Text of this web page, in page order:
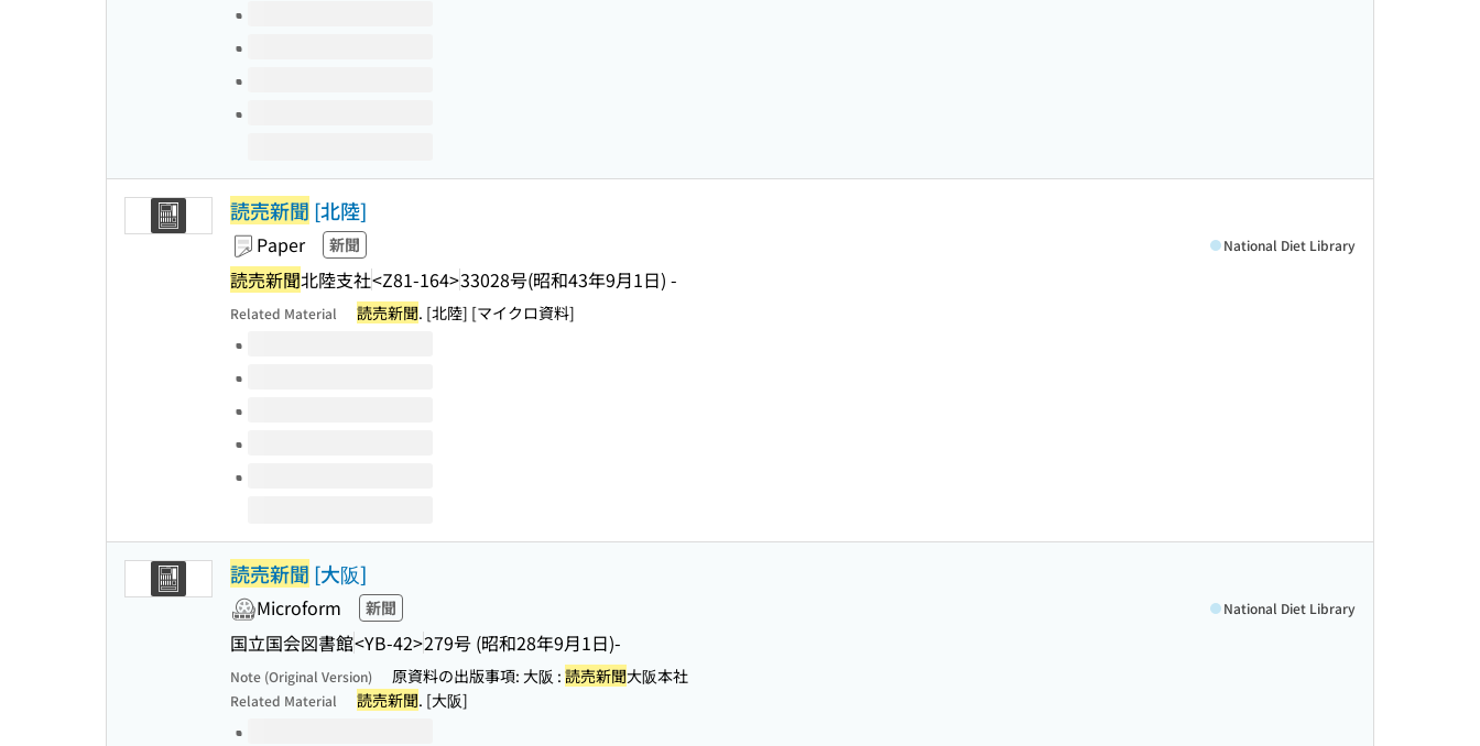
読売新聞 [北陸]
Paper 新聞
読売新聞北陸支社<Z81-164>33028号(昭和43年9月1日) -
National Diet Library
Related Material 読売新聞. [北陸] [マイクロ資料]
Volumes of this title
読売新聞 [大阪]
Microform 新聞
国立国会図書館<YB-42>279号 (昭和28年9月1日)-
National Diet Library
Note (Original Version) 原資料の出版事項: 大阪 : 読売新聞大阪本社
Related Material 読売新聞. [大阪]
Volumes of this title